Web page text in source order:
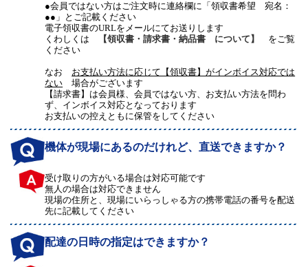
●会員ではない方はご注文時に連絡欄に「領収書希望 宛名：
●●」とご記載ください
電子領収書のURLをメールにてお送りします
くわしくは
【領収書・請求書・納品書 について】
をご覧
ください
なお お支払い方法に応じて【領収書】がインボイス対応では
ない 場合がございます
【請求書】は会員様、会員ではない方、お支払い方法を問わ
ず、インボイス対応となっております
お支払いの控えともに保管をしてください
機体が現場にあるのだけれど、直送できますか？
受け取りの方がいる場合は対応可能です
無人の場合は対応できません
現場の住所と、現場にいらっしゃる方の携帯電話の番号を配送
先に記載してください
配達の日時の指定はできますか？